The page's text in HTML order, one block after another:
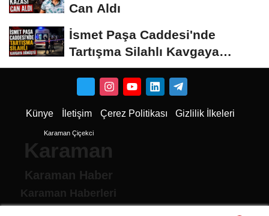
Can Aldı
İsmet Paşa Caddesi'nde
Tartışma Silahlı Kavgaya
Dönüştü
Künye İletişim Çerez Politikası Gizlilik İlkeleri
Karaman Çiçekci
Karaman
Karaman Haber
Karaman Haberleri